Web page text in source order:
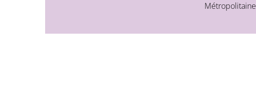
Métropolitaine